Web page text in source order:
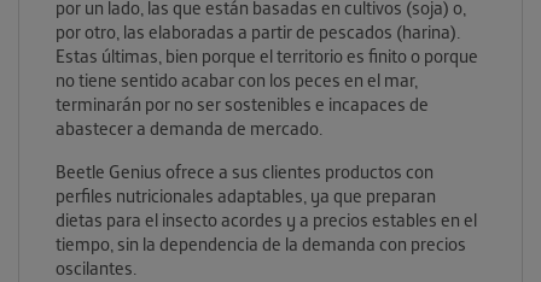
por un lado, las que están basadas en cultivos (soja) o,
por otro, las elaboradas a partir de pescados (harina).
Estas últimas, bien porque el territorio es finito o porque
no tiene sentido acabar con los peces en el mar,
terminarán por no ser sostenibles e incapaces de
abastecer a demanda de mercado.
Beetle Genius ofrece a sus clientes productos con
perfiles nutricionales adaptables, ya que preparan
dietas para el insecto acordes y a precios estables en el
tiempo, sin la dependencia de la demanda con precios
oscilantes.